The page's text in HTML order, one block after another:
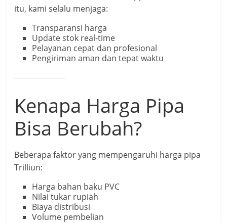
itu, kami selalu menjaga:
Transparansi harga
Update stok real-time
Pelayanan cepat dan profesional
Pengiriman aman dan tepat waktu
Kenapa Harga Pipa
Bisa Berubah?
Beberapa faktor yang mempengaruhi harga pipa
Trilliun:
Harga bahan baku PVC
Nilai tukar rupiah
Biaya distribusi
Volume pembelian